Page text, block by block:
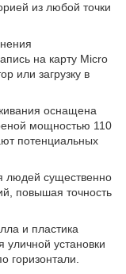
из любой точки
на карту Micro
или загрузку в
оснащена
мощностью 110
потенциальных
людей существенно
повышая точность
и пластика
установки
горизонтали.